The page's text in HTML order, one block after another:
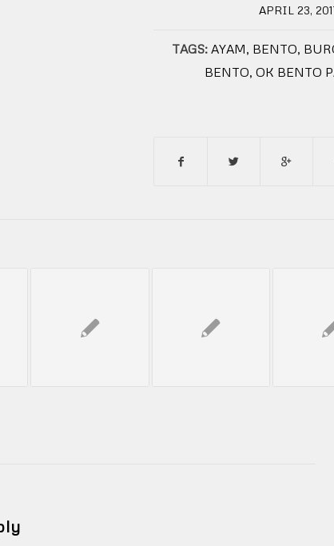
APRIL 23,
/
TAGS: AYAM, BENTO,
BENTO, OK BENTO